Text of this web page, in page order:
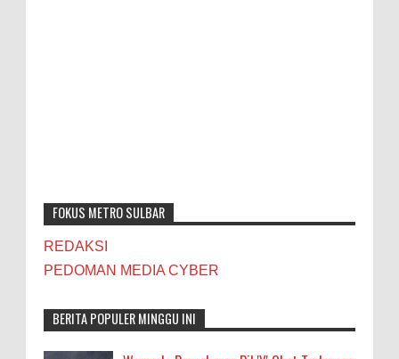
FOKUS METRO SULBAR
REDAKSI
PEDOMAN MEDIA CYBER
BERITA POPULER MINGGU INI